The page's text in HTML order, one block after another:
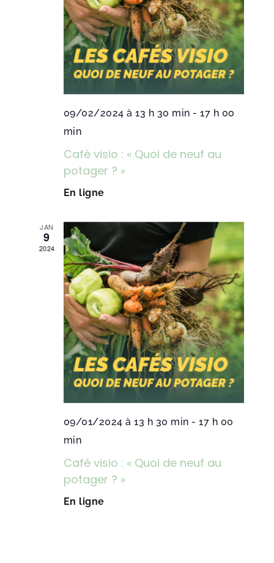
09/02/2024 à 13 h 30 min - 17 h 00
min
Café visio : « Quoi de neuf au
potager ? »
En ligne
JAN
9
2024
09/01/2024 à 13 h 30 min - 17 h 00
min
Café visio : « Quoi de neuf au
potager ? »
En ligne